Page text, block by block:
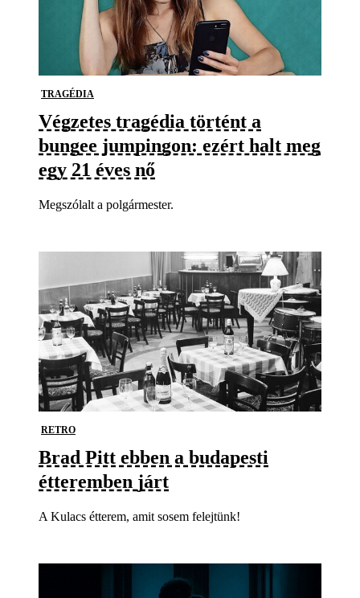
TRAGÉDIA
Végzetes tragédia történt a
bungee jumpingon: ezért halt meg
egy 21 éves nő
Megszólalt a polgármester.
RETRO
Brad Pitt ebben a budapesti
étteremben járt
A Kulacs étterem, amit sosem felejtünk!